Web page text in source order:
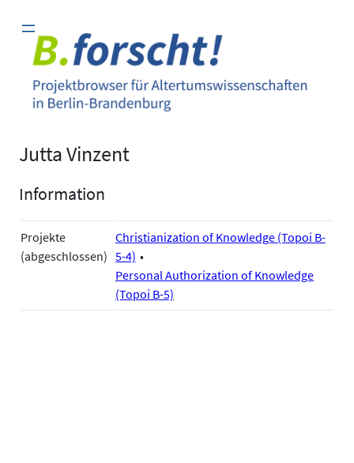
Inhalt
springen
Jutta Vinzent
Information
Projekte
(abgeschlossen)
Christianization of Knowledge (Topoi B-
5-4)
Personal Authorization of Knowledge
(Topoi B-5)